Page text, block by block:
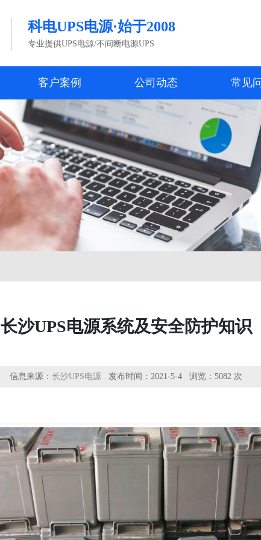
科电UPS电源·始于2008
专业提供UPS电源/不间断电源UPS
客户案例 公司动态 常见
长沙UPS电源系统及安全防护知识
信息来源： 长沙UPS电源 发布时间：2021-5-4 浏览： 5082 次